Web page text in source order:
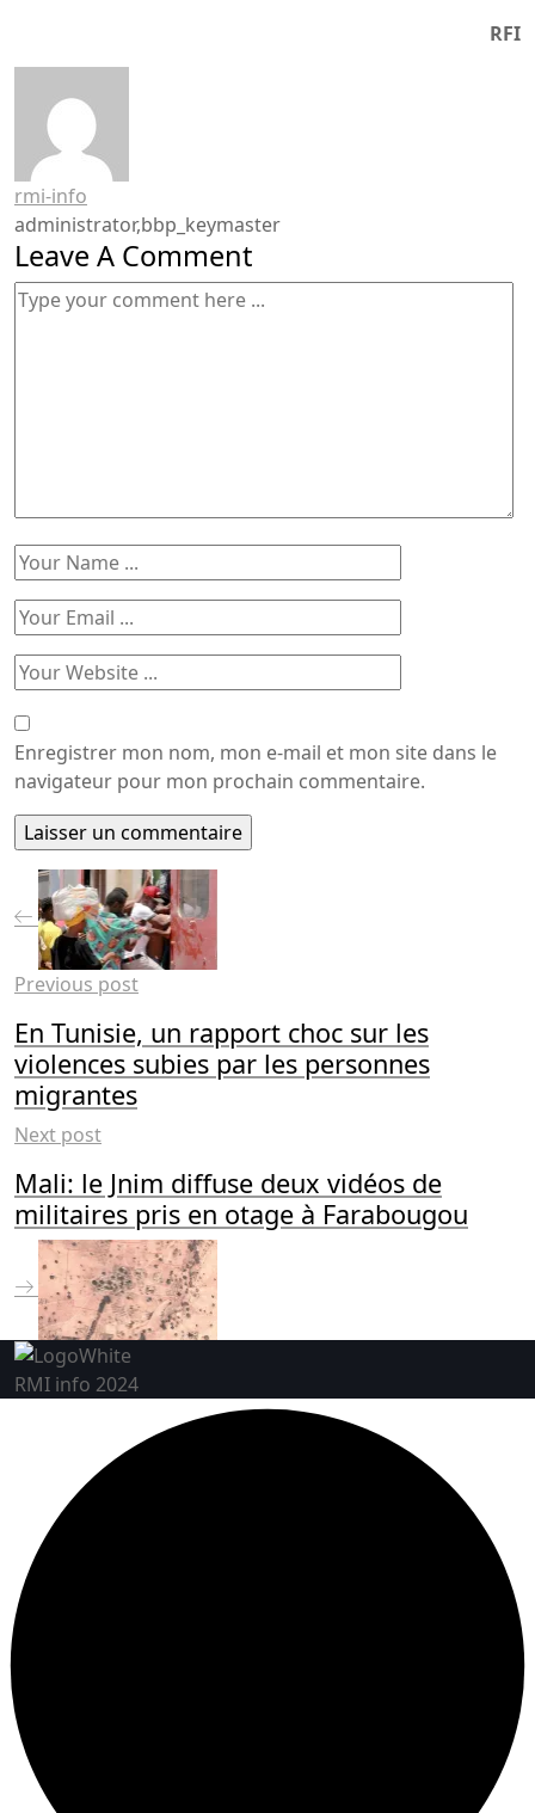
RFI
rmi-info
administrator,bbp_keymaster
Leave A Comment
Enregistrer mon nom, mon e-mail et mon site dans le
navigateur pour mon prochain commentaire.
Previous post
En Tunisie, un rapport choc sur les
violences subies par les personnes
migrantes
Next post
Mali: le Jnim diffuse deux vidéos de
militaires pris en otage à Farabougou
RMI info 2024